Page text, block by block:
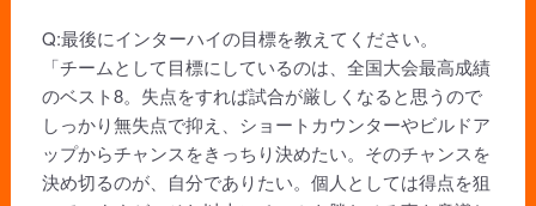
Q:最後にインターハイの目標を教えてください。
「チームとして目標にしているのは、全国大会最高成績
のベスト8。失点をすれば試合が厳しくなると思うので
しっかり無失点で抑え、ショートカウンターやビルドア
ップからチャンスをきっちり決めたい。そのチャンスを
決め切るのが、自分でありたい。個人としては得点を狙